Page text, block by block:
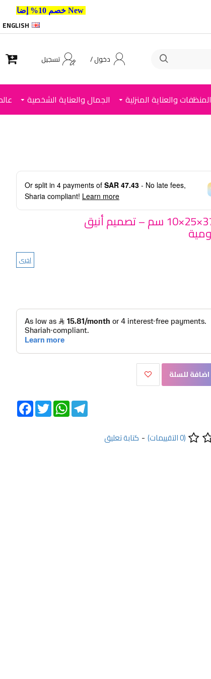
ENGLISH
دخول / تسجيل
المنظفات والعناية المنزلية الجمال والعناية الشخصية
Or split in 4 payments of SAR 47.43 - No late fees,
Sharia compliant! Learn more
صحن قزاز 37×25×10 سم – تصميم أنيق
اخرى
(0 التقييمات) - كتابة تعليق
اضافة للسلة
FacebookTwitter
WhatsAppTelegram